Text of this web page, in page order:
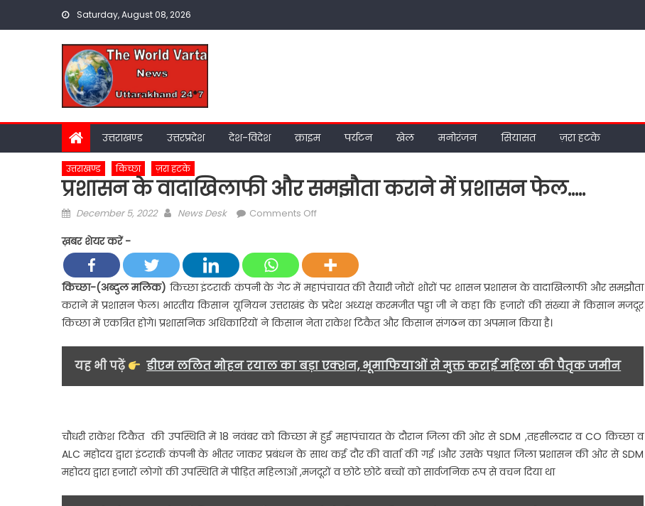
Saturday, August 08, 2026
उत्तराखण्ड उत्तरप्रदेश देश-विदेश क्राइम पर्यटन खेल मनोरंजन सियासत ज़रा हटके
उत्तराखण्ड किच्छा ज़रा हटके
प्रशासन के वादाखिलाफी और समझौता कराने में प्रशासन फेल…..
Posted
December 5, 2022 Author
News Desk Comments Offon
वादाखिलाफी
और
समझौता
कराने
में
फेल…..
ख़बर शेयर करें -
किच्छा-(अब्दुल मलिक) किच्छा इंटरार्क कंपनी के गेट में महापंचायत की तैयारी जोरों शोरों पर शासन प्रशासन के वादाखिलाफी और समझौता
कराने में प्रशासन फेल। भारतीय किसान यूनियन उत्तराखंड के प्रदेश अध्यक्ष करमजीत पड्डा जी ने कहा कि हजारों की संख्या में किसान मजदूर
किच्छा में एकत्रित होगे। प्रशासनिक अधिकारियों ने किसान नेता राकेश टिकैत और किसान संगठन का अपमान किया है।
यह भी पढ़ें डीएम ललित मोहन रयाल का बड़ा एक्शन, भूमाफियाओं से मुक्त कराई महिला की पैतृक जमीन
चौधरी राकेश टिकैत की उपस्थिति में 18 नवंबर को किच्छा में हुई महापंचायत के दौरान जिला की ओर से SDM ,तहसीलदार व CO किच्छा व
ALC महोदय द्वारा इंटरार्क कंपनी के भीतर जाकर प्रबंधन के साथ कई दौर की वार्ता की गई ।और उसके पश्चात जिला प्रशासन की ओर से SDM
महोदय द्वारा हजारों लोगों की उपस्थिति में पीड़ित महिलाओं ,मजदूरों व छोटे छोटे बच्चों को सार्वजनिक रूप से वचन दिया था